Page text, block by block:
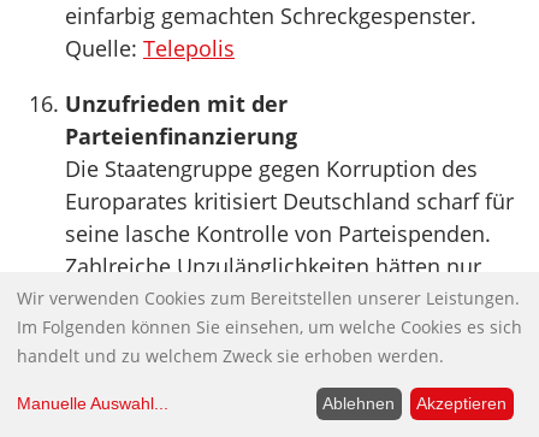
einfarbig gemachten Schreckgespenster.
Quelle: Telepolis
Unzufrieden mit der
Parteienfinanzierung
Die Staatengruppe gegen Korruption des
Europarates kritisiert Deutschland scharf für
seine lasche Kontrolle von Parteispenden.
Zahlreiche Unzulänglichkeiten hätten nur
“sehr begrenzte Aufmerksamkeit” erfahren,
schlussfolgert ein aktueller Bericht der
Staatengruppe gegen Korruption des
Europarates (Greco), der die Umsetzung von
Empfehlungen des Europarats überprüft.
Wir verwenden Cookies zum Bereitstellen unserer Leistungen.
Im Folgenden können Sie einsehen, um welche Cookies es sich
handelt und zu welchem Zweck sie erhoben werden.
Manuelle Auswahl... Ablehnen Akzeptieren